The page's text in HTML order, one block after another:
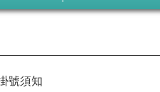
號須知